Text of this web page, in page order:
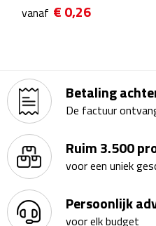
Mokken
Schoteltjes
Thermossets
Kantoor & Zakelijk
vanaf € 0,26
Betaling
De factuur
Ruim 3.500
voor een uniek
Persoonlijk
voor elk budget